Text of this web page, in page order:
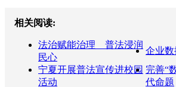
相关阅读:
法治赋能治理 普法浸润
民心
企业
宁夏开展普法宣传进校园
活动
完善“
代命题